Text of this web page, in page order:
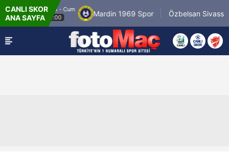
CANLI SKOR
ANA SAYFA
8.8.2026 - Cum
19:00
Mardin 1969 Spor Özbelsan Sivasspor